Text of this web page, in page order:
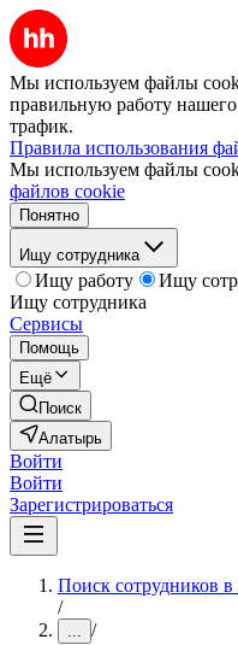
Мы используем файлы
правильную работу нашего
трафик.
Правила использования
Мы используем файлы
файлов cookie
Понятно
Ищу сотрудника
Ищу работу
Ищу
Ищу сотрудника
Сервисы
Помощь
Ещё
Поиск
Алатырь
Войти
Войти
Зарегистрироваться
Поиск сотрудников
/
... /